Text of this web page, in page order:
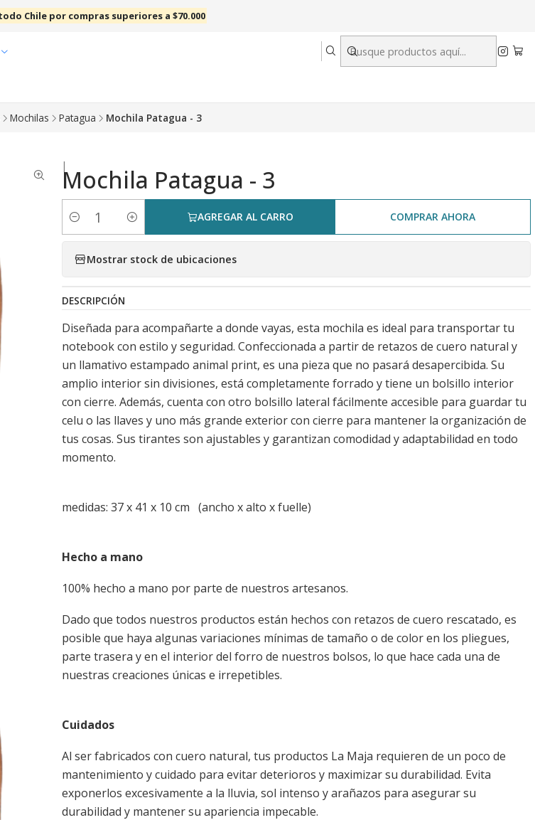
Chile por compras superiores a $70.000
Mochilas Patagua Mochila Patagua - 3
|Mochila Patagua - 3
Cantidad
AGREGAR AL CARRO COMPRAR AHORA
Mostrar stock de ubicaciones
DESCRIPCIÓN
Diseñada para acompañarte a donde vayas, esta mochila es ideal para transportar tu
notebook con estilo y seguridad. Confeccionada a partir de retazos de cuero natural y
un llamativo estampado animal print, es una pieza que no pasará desapercibida. Su
amplio interior sin divisiones, está completamente forrado y tiene un bolsillo interior
con cierre. Además, cuenta con otro bolsillo lateral fácilmente accesible para guardar tu
celu o las llaves y uno más grande exterior con cierre para mantener la organización de
tus cosas. Sus tirantes son ajustables y garantizan comodidad y adaptabilidad en todo
momento.
medidas: 37 x 41 x 10 cm (ancho x alto x fuelle)
Hecho a mano
100% hecho a mano por parte de nuestros artesanos.
Dado que todos nuestros productos están hechos con retazos de cuero rescatado, es
posible que haya algunas variaciones mínimas de tamaño o de color en los pliegues,
parte trasera y en el interior del forro de nuestros bolsos, lo que hace cada una de
nuestras creaciones únicas e irrepetibles.
Cuidados
Al ser fabricados con cuero natural, tus productos La Maja requieren de un poco de
mantenimiento y cuidado para evitar deterioros y maximizar su durabilidad. Evita
exponerlos excesivamente a la lluvia, sol intenso y arañazos para asegurar su
durabilidad y mantener su apariencia impecable.